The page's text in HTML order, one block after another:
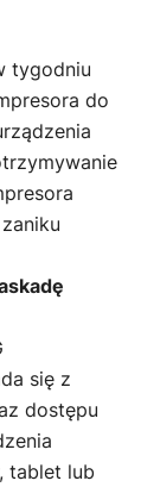
tygodniu
do
się z
dostępu
tablet lub